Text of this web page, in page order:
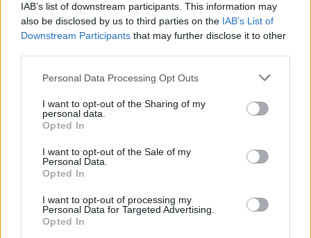
IAB’s list of downstream participants. This information may
also be disclosed by us to third parties on the IAB’s List of
Downstream Participants that may further disclose it to other
Personal Data Processing Opt Outs
I want to opt-out of the Sharing of my
personal data.
Opted In
I want to opt-out of the Sale of my
Personal Data.
Opted In
I want to opt-out of processing my
Personal Data for Targeted Advertising.
Opted In